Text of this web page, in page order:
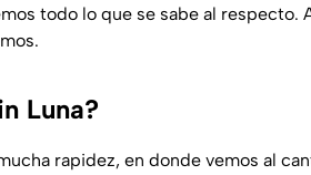
todo lo que se sabe al respecto.
Luna?
rapidez, en donde vemos al